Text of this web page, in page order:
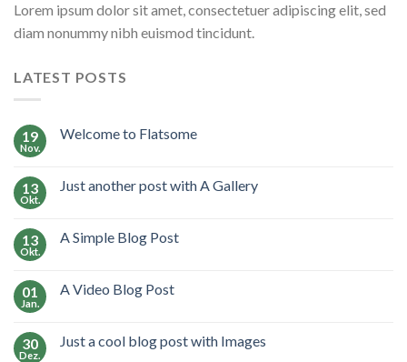
Lorem ipsum dolor sit amet, consectetuer adipiscing elit, sed
diam nonummy nibh euismod tincidunt.
LATEST POSTS
19
Nov.
Welcome to Flatsome
13
Okt.
Just another post with A Gallery
13
Okt.
A Simple Blog Post
01
Jan.
A Video Blog Post
30
Dez.
Just a cool blog post with Images